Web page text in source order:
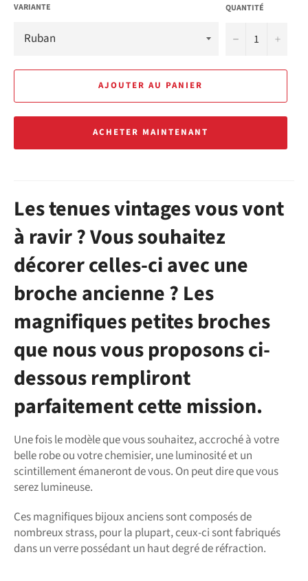
VARIANTE QUANTITÉ
− +
AJOUTER AU PANIER
ACHETER MAINTENANT
Les tenues vintages vous vont
à ravir ? Vous souhaitez
décorer celles-ci avec une
broche ancienne ? Les
magnifiques petites broches
que nous vous proposons ci-
dessous rempliront
parfaitement cette mission.
Une fois le modèle que vous souhaitez, accroché à votre
belle robe ou votre chemisier, une luminosité et un
scintillement émaneront de vous. On peut dire que vous
serez lumineuse.
Ces magnifiques bijoux anciens sont composés de
nombreux strass, pour la plupart, ceux-ci sont fabriqués
dans un verre possédant un haut degré de réfraction.